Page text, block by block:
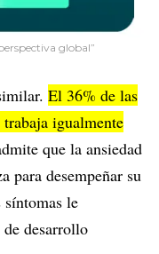
global”
El 36% de las
igualmente
que la ansiedad
para desempeñar su
le
desarrollo